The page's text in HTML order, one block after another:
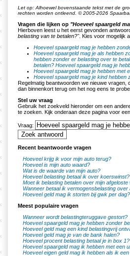
Let op: Alhoewel bovenstaande tekst met de
rechten worden ontleend. © 2005-2026
Vragen die lijken op "Hoeveel spaargeld
Hierboven leest u het eerst gevonden
belasting van te betalen?". Kies voor mogelijk
Hoeveel spaargeld mag je hebben
Hoeveel spaargeld mag je als hebben
hebben zonder er belasting over te
betalen? Hoeveel spaargeld mag je
Hoeveel spaargeld mag je hebben met
Hoeveel spaargeld mag je kind hebben
Regelmatig beantwoorden we nieuwe
dan binnenkort terug om het nog eens te
Stel uw vraag
Gebruik het zoekveld hieronder om een
te zoeken. Kijk onderaan deze pagina voor
Vraag:
Recent beantwoorde vragen
Hoeveel krijg ik voor mijn auto terug?
Hoeveel is mijn auto waard?
Wat is de waarde van mijn auto?
Hoeveel belasting betaal ik over koerswinst?
Moet ik belasting betalen over mijn afgeloste
Wanneer betaal ik vermogensbelasting over
Hoeveel geld mag ik storten bij gwk per dag?
Meest populaire vragen
Wanneer wordt belastingteruggave gestort?
Hoeveel spaargeld mag je hebben zonder
Hoeveel geld mag een kind belastingvrij
Hoeveel geld mag je van de bank halen?
Hoeveel procent belasting betaal je in box 1?
Hoeveel spaargeld mag ik hebben met een
Hoeveel eigen geld mag ik hebben als ik